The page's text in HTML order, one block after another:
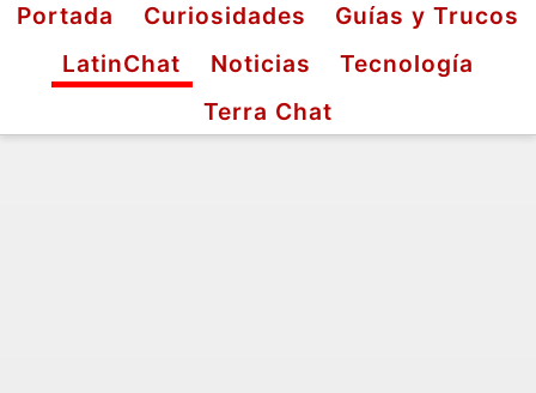
Portada Curiosidades
Guías y Trucos
LatinChat
Noticias
Tecnología
Terra Chat